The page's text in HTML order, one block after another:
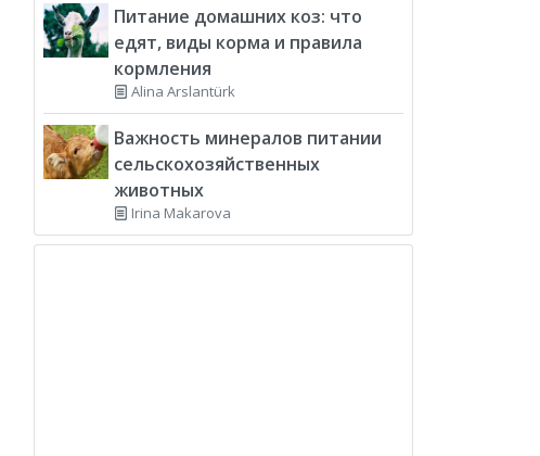
Питание домашних коз: что
едят, виды корма и правила
кормления
Alina Arslantürk
Важность минералов питании
сельскохозяйственных
животных
Irina Makarova